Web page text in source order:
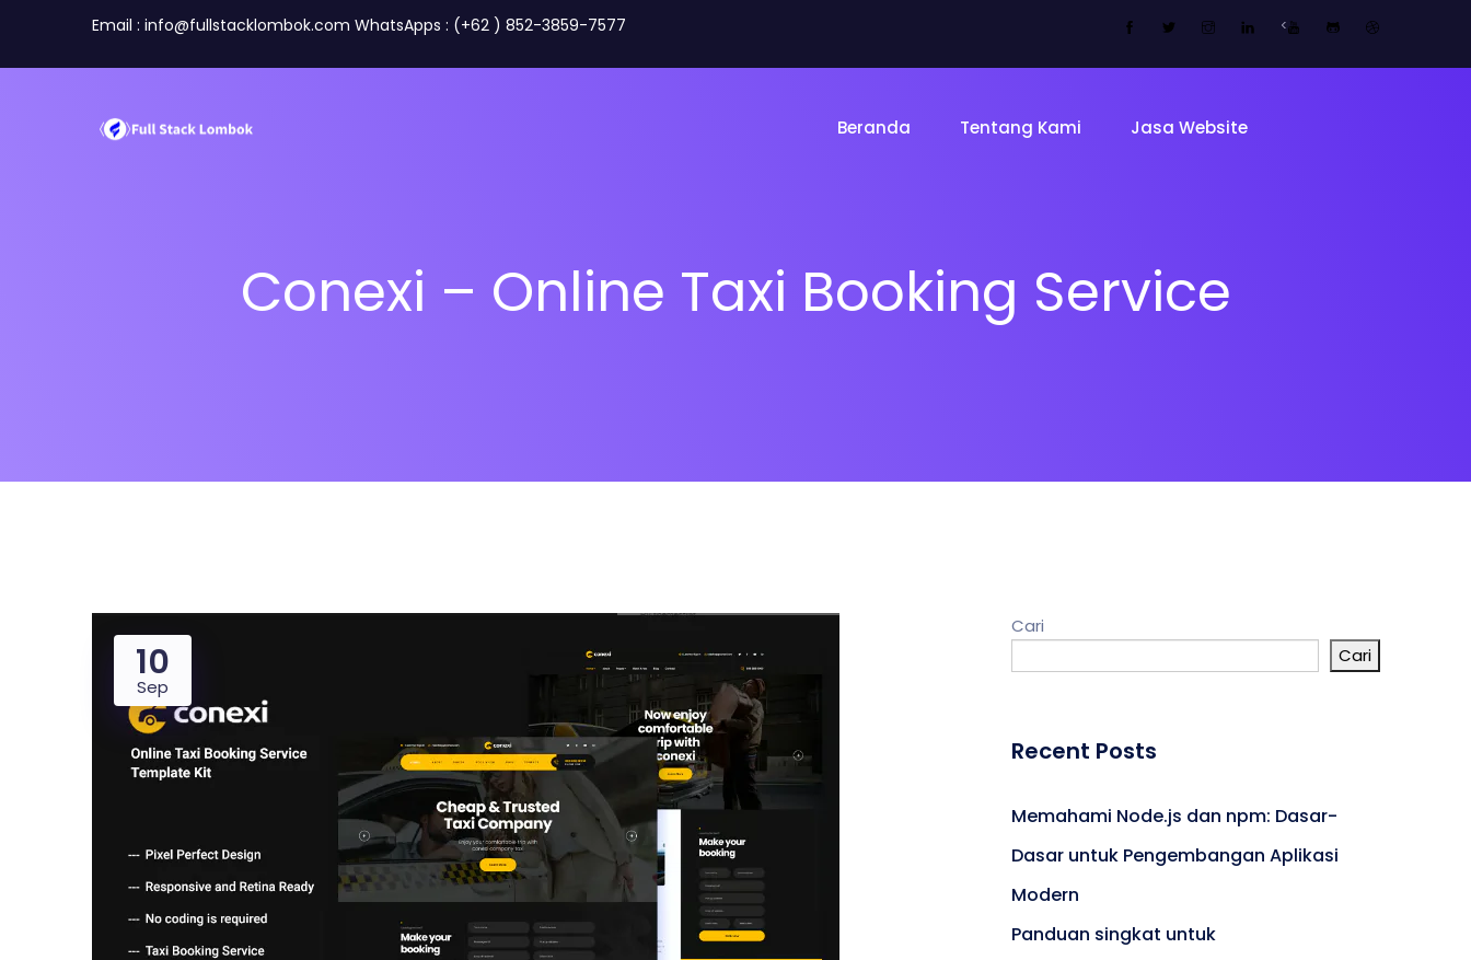
Email : info@fullstacklombok.com WhatsApps : (+62 ) 852-3859-7577 <
Beranda Tentang Kami
Mitra
Jasa Website
Kuliner Umroh Portal Berita
Conexi – Online Taxi Booking Service
10
Sep
Cari
Cari
Recent Posts
Memahami Node.js dan npm: Dasar-
Dasar untuk Pengembangan Aplikasi
Modern
Panduan singkat untuk